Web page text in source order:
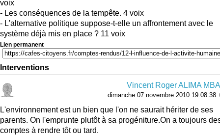
voix
- Les conséquences de la tempête. 4 voix
- L'alternative politique suppose-t-elle un affrontement avec le
système déjà mis en place ? 11 voix
Lien permanent
Interventions
Vincent Roger ALIMA
dimanche 07 novembre 2010 19:08:38
L'environnement est un bien que l'on ne saurait hériter de ses
parents. On l'emprunte plutôt à sa progéniture.On a toujours
comptes à rendre tôt ou tard.